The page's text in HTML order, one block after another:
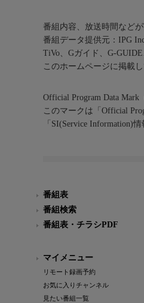
番組内容、放送時間など
番組データ提供元：IPG
TiVo、Gガイド、G-
このホームページに掲載
Official Program Data Mark
このマークは「Official
「SI(Service Information)
番組表
番組検索
番組表・チラシPDF
マイメニュー
リモート録画予約
お気に入りチャンネル
見たい番組一覧